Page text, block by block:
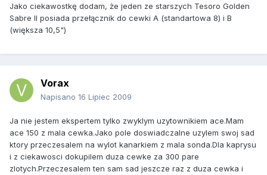
Jako ciekawostkę dodam, że jeden ze starszych Tesoro Golden
Sabre II posiada przełącznik do cewki A (standartowa 8) i B
(większa 10,5")
Vorax
Napisano 16 Lipiec 2009
Ja nie jestem ekspertem tylko zwyklym uzytownikiem ace.Mam
ace 150 z mala cewka.Jako pole doswiadczalne uzylem swoj sad
ktory przeczesalem na wylot kanarkiem z mala sonda.Dla kaprysu
i z ciekawosci dokupilem duza cewke za 300 pare
zlotych.Przeczesalem ten sam sad jeszcze raz z duza cewka i